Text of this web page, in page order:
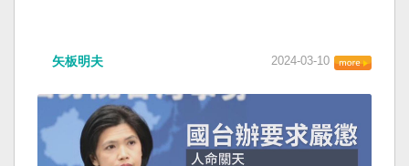
矢板明夫 2024-03-10